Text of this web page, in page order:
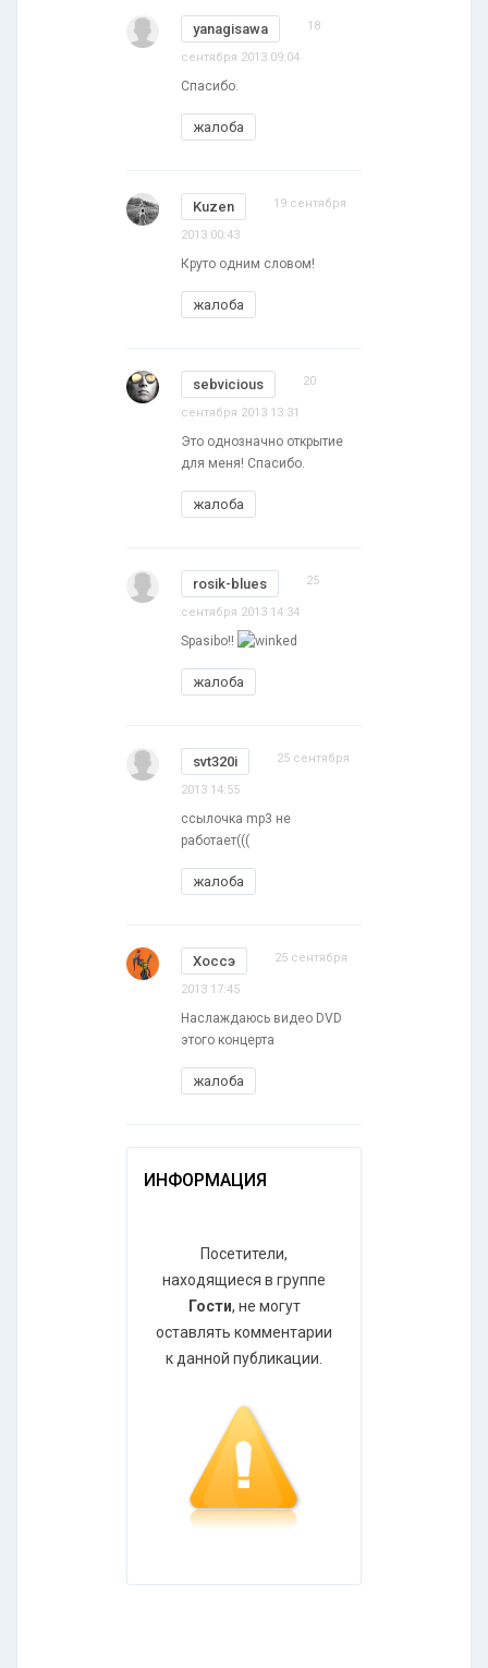
yanagisawa 18
сентября 2013 09:04
Спасибо.
жалоба
Kuzen 19 сентября
2013 00:43
Круто одним словом!
жалоба
sebvicious 20
сентября 2013 13:31
Это однозначно открытие
для меня! Спасибо.
жалоба
rosik-blues 25
сентября 2013 14:34
Spasibo!!
жалоба
svt320i 25 сентября
2013 14:55
ссылочка mp3 не
работает(((
жалоба
Хоссэ 25 сентября
2013 17:45
Наслаждаюсь видео DVD
этого концерта
жалоба
ИНФОРМАЦИЯ
Посетители,
находящиеся в группе
Гости, не могут
оставлять комментарии
к данной публикации.